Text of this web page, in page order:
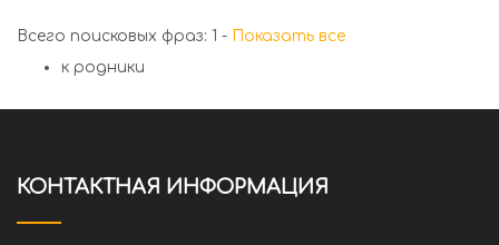
Всего поисковых фраз: 1 - Показать все
к родники
КОНТАКТНАЯ ИНФОРМАЦИЯ